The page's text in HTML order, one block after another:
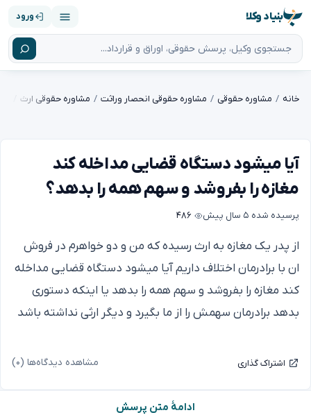
بنیاد وکلا ورود
خانه مشاوره حقوقی مشاوره حقوقی انحصار وراثت مشاوره حقوقی ارث
آیا میشود دستگاه قضایی مداخله کند
مغازه را بفروشد و سهم همه را بدهد؟
پرسیده شده ۵ سال پیش ۴۸۶
از پدر یک مغازه به ارث رسیده که من و دو خواهرم در فروش
ان با برادرمان اختلاف داریم آیا میشود دستگاه قضایی مداخله
کند مغازه را بفروشد و سهم همه را بدهد یا اینکه دستوری
بدهد برادرمان سهمش را از ما بگیرد و دیگر ارثی نداشته باشد
اشتراک گذاری مشاهده دیدگاه‌ها (۰)
ادامهٔ متن پرسش